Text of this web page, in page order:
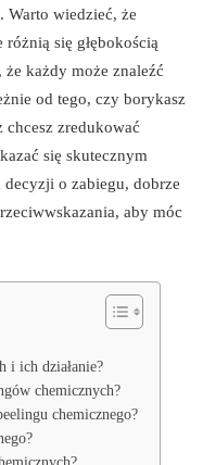
Warto wiedzieć, że
się głębokością
że każdy może znaleźć
od tego, czy borykasz
zredukować
się skutecznym
o zabiegu, dobrze
aby móc
i ich działanie?
chemicznych?
chemicznego?